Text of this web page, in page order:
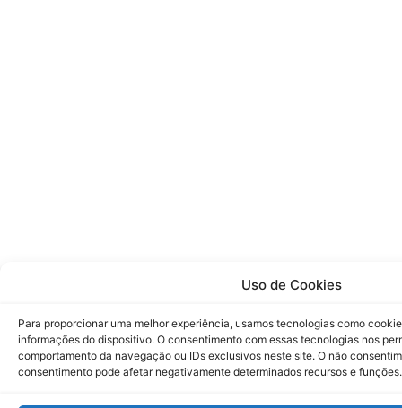
Uso de Cookies
Para proporcionar uma melhor experiência, usamos tecnologias como
informações do dispositivo. O consentimento com essas tecnologias nos
comportamento da navegação ou IDs exclusivos neste site. O não
consentimento pode afetar negativamente determinados recursos e funções.